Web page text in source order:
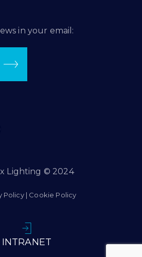
in your email:
Lighting © 2024
Policy| Cookie Policy
INTRANET